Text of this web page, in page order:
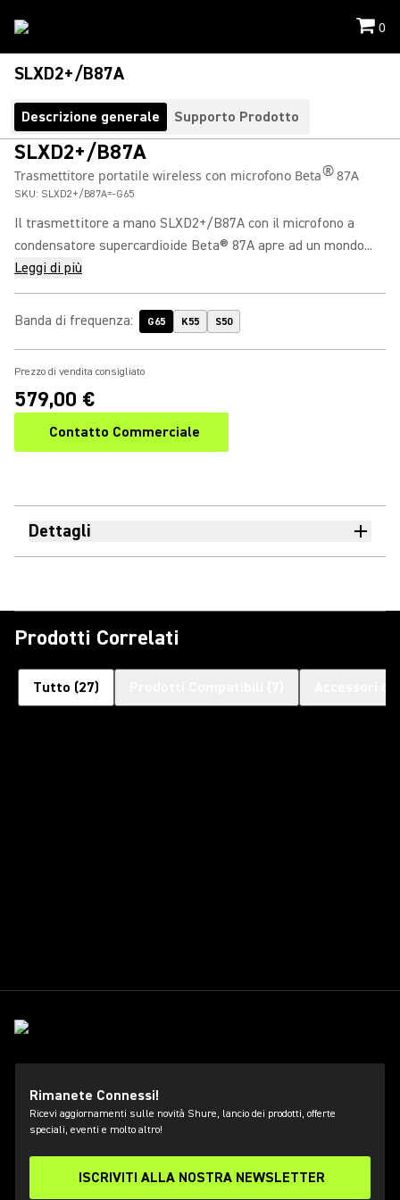
0
SLXD2+/B87A
Descrizione generale Supporto Prodotto
SLXD2+/B87A
Trasmettitore portatile wireless con microfono Beta®87A
SKU: SLXD2+/B87A=-G65
Il trasmettitore a mano SLXD2+/B87A con il microfono a
condensatore supercardioide Beta® 87A apre ad un mondo...
Leggi di più
Banda di frequenza: G65 K55 S50
Prezzo di vendita consigliato
579,00 €
Contatto Commerciale
Dettagli
Prodotti Correlati
Tutto (27)
Rimanete Connessi!
Ricevi aggiornamenti sulle novità Shure, lancio dei prodotti, offerte
speciali, eventi e molto altro!
ISCRIVITI ALLA NOSTRA NEWSLETTER